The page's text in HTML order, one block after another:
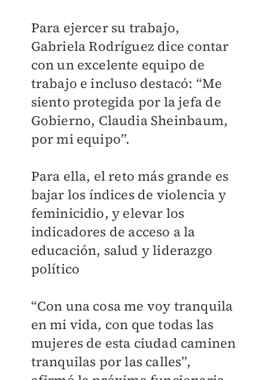
Para ejercer su trabajo,
Gabriela Rodríguez dice contar
con un excelente equipo de
trabajo e incluso destacó: “Me
siento protegida por la jefa de
Gobierno, Claudia Sheinbaum,
por mi equipo”.
Para ella, el reto más grande es
bajar los índices de violencia y
feminicidio, y elevar los
indicadores de acceso a la
educación, salud y liderazgo
político
“Con una cosa me voy tranquila
en mi vida, con que todas las
mujeres de esta ciudad caminen
tranquilas por las calles”,